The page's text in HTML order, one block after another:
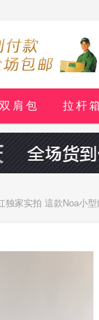
双肩包 拉杆
独家实拍 這款Noa小